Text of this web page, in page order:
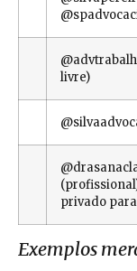
livre)
privado
Exemplos